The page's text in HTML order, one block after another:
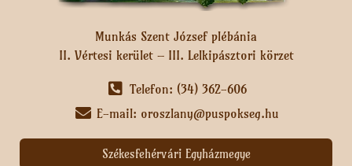
Munkás Szent József plébánia
II. Vértesi kerület – III. Lelkipásztori körzet
Telefon: (34) 362-606
E-mail: oroszlany@puspokseg.hu
Székesfehérvári Egyházmegye